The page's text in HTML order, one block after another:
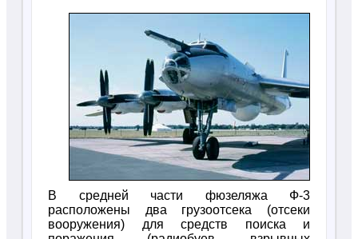
В средней части фюзеляжа Ф-3
расположены два грузоотсека (отсеки
вооружения) для средств поиска и